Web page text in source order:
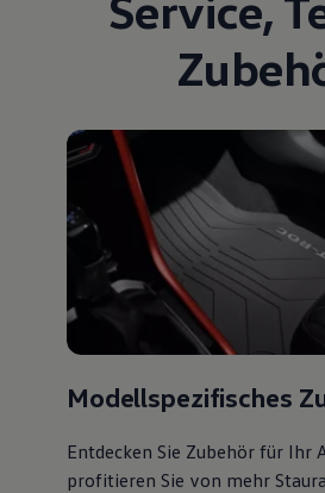
Modellspezifisches
Entdecken Sie Zubehör für Ihr
profitieren Sie von mehr